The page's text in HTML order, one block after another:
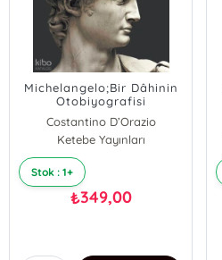
Michelangelo;Bir Dâhinin
Otobiyografisi
Costantino D’Orazio
Ketebe Yayınları
Stok : 1+
₺349,00